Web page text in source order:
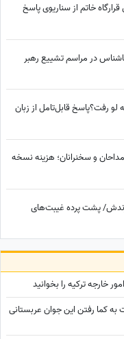
خاتم از سناریوی پاسخ
در مراسم تشییع رهبر
رفت؟پاسخ قابل‌تامل از زبان
و سخنرانان؛ هزینه نسخه
پشت پرده غیبت‌های
خارجه ترکیه را بخوانید
در کما بود!علت به کما رفتن این جوان عربستانی